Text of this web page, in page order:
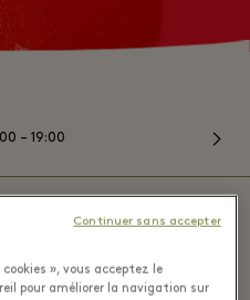
– 19:00
Village
», vous acceptez le
pour améliorer la navigation sur
Continuer sans accepter